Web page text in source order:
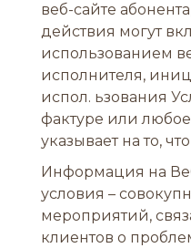
веб-сайте
действия могут
использованием
исполнителя,
испол. ьзования
фактуре или
указывает на то,
Информация на
условия –
мероприятий,
клиентов о